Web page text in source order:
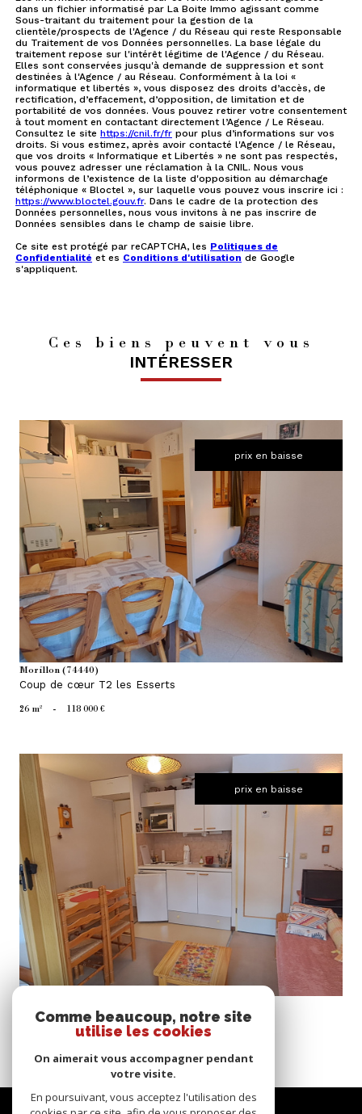
dans un fichier informatisé par La Boite Immo agissant comme
Sous-traitant du traitement pour la gestion de la
clientèle/prospects de l'Agence / du Réseau qui reste Responsable
du Traitement de vos Données personnelles. La base légale du
traitement repose sur l'intérêt légitime de l'Agence / du Réseau.
Elles sont conservées jusqu'à demande de suppression et sont
destinées à l'Agence / au Réseau. Conformément à la loi «
informatique et libertés », vous disposez des droits d’accès, de
rectification, d’effacement, d’opposition, de limitation et de
portabilité de vos données. Vous pouvez retirer votre consentement
à tout moment en contactant directement l’Agence / Le Réseau.
Consultez le site https://cnil.fr/fr pour plus d’informations sur vos
droits. Si vous estimez, après avoir contacté l'Agence / le Réseau,
que vos droits « Informatique et Libertés » ne sont pas respectés,
vous pouvez adresser une réclamation à la CNIL. Nous vous
informons de l’existence de la liste d'opposition au démarchage
téléphonique « Bloctel », sur laquelle vous pouvez vous inscrire ici :
https://www.bloctel.gouv.fr. Dans le cadre de la protection des
Données personnelles, nous vous invitons à ne pas inscrire de
Données sensibles dans le champ de saisie libre.
Ce site est protégé par reCAPTCHA, les Politiques de
Confidentialité et es Conditions d'utilisation de Google
s'appliquent.
Ces biens peuvent vous
INTÉRESSER
prix en baisse
voir le bien
Morillon (74440)
Coup de cœur T2 les Esserts
26 m² - 118 000 €
prix en baisse
Optimisation idéale : 2 espaces nuit séparés
Comme beaucoup, notre site
utilise les cookies
On aimerait vous accompagner pendant
votre visite.
En poursuivant, vous acceptez l'utilisation des